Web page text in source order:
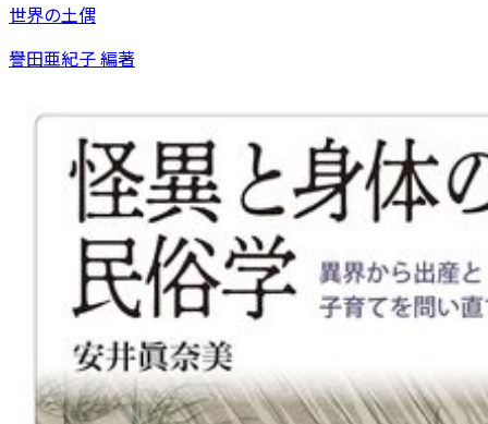
世界の土偶
譽田亜紀子 編著